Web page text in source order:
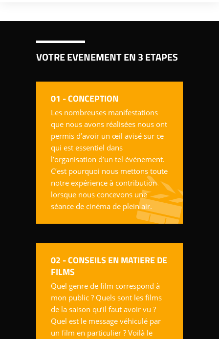
VOTRE EVENEMENT EN 3 ETAPES
01 - CONCEPTION
Les nombreuses manifestations
que nous avons réalisées nous ont
permis d’avoir un œil avisé sur ce
qui est essentiel dans
l’organisation d’un tel événement.
C’est pourquoi nous mettons toute
notre expérience à contribution
lorsque nous concevons une
séance de cinéma de plein air.
02 - CONSEILS EN MATIERE DE
FILMS
Quel genre de film correspond à
mon public ? Quels sont les films
de la saison qu’il faut avoir vu ?
Quel est le message véhiculé par
un film en particulier ? Voilà le